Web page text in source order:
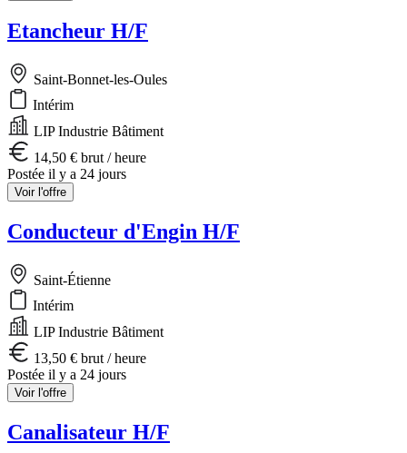
Etancheur H/F
Saint-Bonnet-les-Oules
Intérim
LIP Industrie Bâtiment
14,50 € brut / heure
Postée il y a 24 jours
Voir l'offre
Conducteur d'Engin H/F
Saint-Étienne
Intérim
LIP Industrie Bâtiment
13,50 € brut / heure
Postée il y a 24 jours
Voir l'offre
Canalisateur H/F